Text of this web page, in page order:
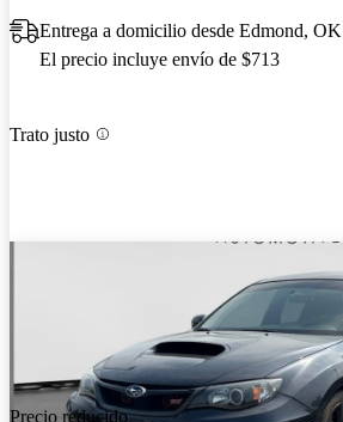
Entrega a domicilio desde Edmond, OK
El precio incluye envío de $713
Trato justo
Precio reducido